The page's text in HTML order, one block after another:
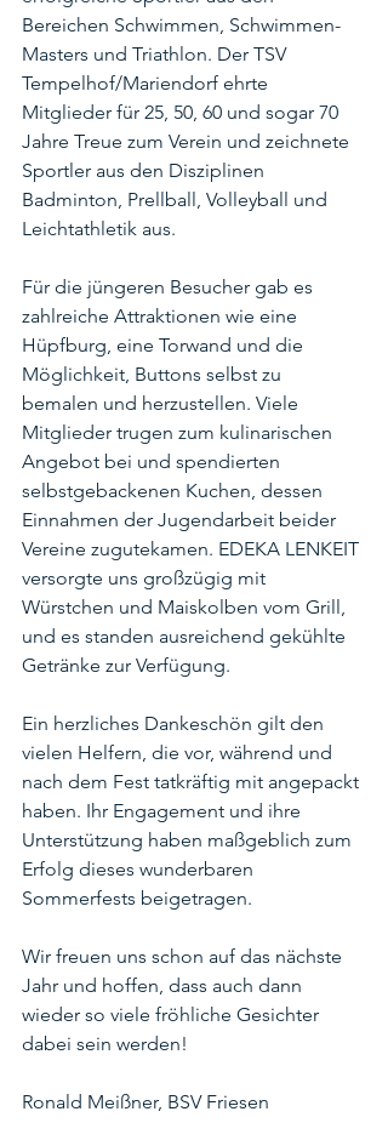
Bereichen Schwimmen, Schwimmen-
Masters und Triathlon. Der TSV
Tempelhof/Mariendorf ehrte
Mitglieder für 25, 50, 60 und sogar 70
Jahre Treue zum Verein und zeichnete
Sportler aus den Disziplinen
Badminton, Prellball, Volleyball und
Leichtathletik aus.
Für die jüngeren Besucher gab es
zahlreiche Attraktionen wie eine
Hüpfburg, eine Torwand und die
Möglichkeit, Buttons selbst zu
bemalen und herzustellen. Viele
Mitglieder trugen zum kulinarischen
Angebot bei und spendierten
selbstgebackenen Kuchen, dessen
Einnahmen der Jugendarbeit beider
Vereine zugutekamen. EDEKA LENKEIT
versorgte uns großzügig mit
Würstchen und Maiskolben vom Grill,
und es standen ausreichend gekühlte
Getränke zur Verfügung.
Ein herzliches Dankeschön gilt den
vielen Helfern, die vor, während und
nach dem Fest tatkräftig mit angepackt
haben. Ihr Engagement und ihre
Unterstützung haben maßgeblich zum
Erfolg dieses wunderbaren
Sommerfests beigetragen.
Wir freuen uns schon auf das nächste
Jahr und hoffen, dass auch dann
wieder so viele fröhliche Gesichter
dabei sein werden!
Ronald Meißner, BSV Friesen